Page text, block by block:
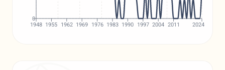
1948 1955 1962 1969 1976 1983 1990 1997 2004 2011 2024
0